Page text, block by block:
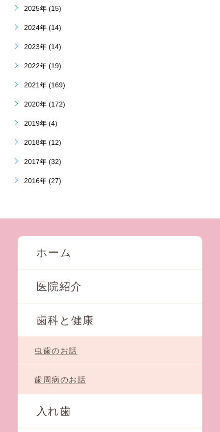
2025年 (15)
2024年 (14)
2023年 (14)
2022年 (19)
2021年 (169)
2020年 (172)
2019年 (4)
2018年 (12)
2017年 (32)
2016年 (27)
ホーム
医院紹介
歯科と健康
虫歯のお話
歯周病のお話
入れ歯